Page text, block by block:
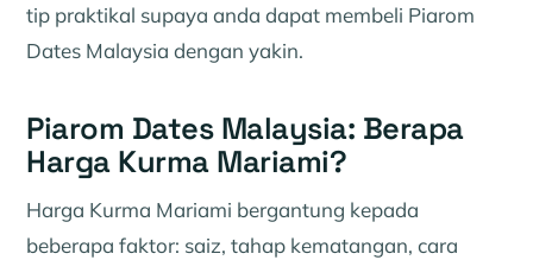
tip praktikal supaya anda dapat membeli Piarom
Dates Malaysia dengan yakin.
Piarom Dates Malaysia: Berapa
Harga Kurma Mariami?
Harga Kurma Mariami bergantung kepada
beberapa faktor: saiz, tahap kematangan, cara